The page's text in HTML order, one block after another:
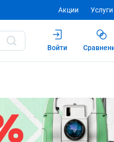
Акции Услуги
Войти